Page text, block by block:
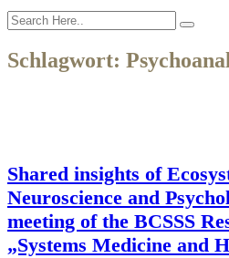
Schlagwort:
Shared insights of
Neuroscience and
meeting of the BCSSS
„Systems Medicine and